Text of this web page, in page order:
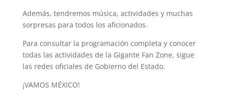
Además, tendremos música, actividades y muchas
sorpresas para todos los aficionados.
Para consultar la programación completa y conocer
todas las actividades de la Gigante Fan Zone, sigue
las redes oficiales de Gobierno del Estado.
¡VAMOS MÉXICO!